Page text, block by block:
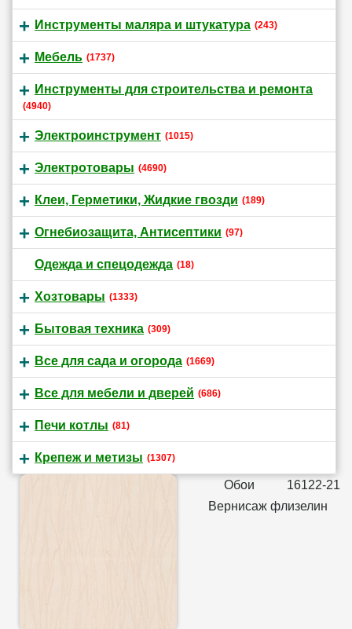
Инструменты маляра и штукатура (243)
Мебель (1737)
Инструменты для строительства и ремонта
(4940)
Электроинструмент (1015)
Электротовары (4690)
Клеи, Герметики, Жидкие гвозди (189)
Огнебиозащита, Антисептики (97)
Одежда и спецодежда (18)
Хозтовары (1333)
Бытовая техника (309)
Все для сада и огорода (1669)
Все для мебели и дверей (686)
Печи котлы (81)
Крепеж и метизы (1307)
Обои 16122-21
Вернисаж флизелин